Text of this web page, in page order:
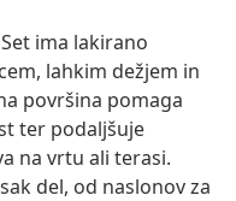
Set ima lakirano
lahkim dežjem in
površina pomaga
ter podaljšuje
na vrtu ali terasi.
del, od naslonov za